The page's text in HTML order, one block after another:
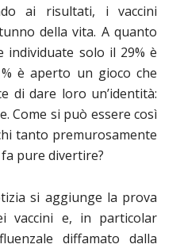
ai risultati, i vaccini
della vita. A quanto
individuate solo il 29% è
è aperto un gioco che
di dare loro un’identità:
Come si può essere così
tanto premurosamente
pure divertire?
si aggiunge la prova
vaccini e, in particolar
diffamato dalla